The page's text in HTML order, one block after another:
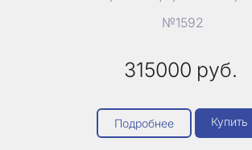
№1592
315000 руб.
Подробнее Купить